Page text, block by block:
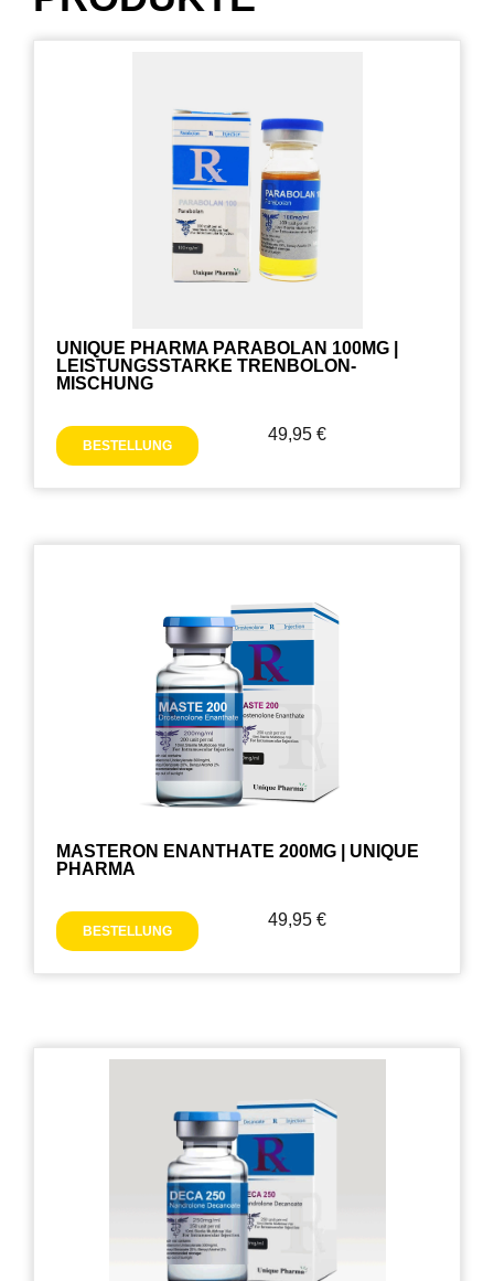
UNIQUE PHARMA PARABOLAN 100MG |
LEISTUNGSSTARKE TRENBOLON-
MISCHUNG
BESTELLUNG
49,95 €
MASTERON ENANTHATE 200MG | UNIQUE
PHARMA
BESTELLUNG
49,95 €